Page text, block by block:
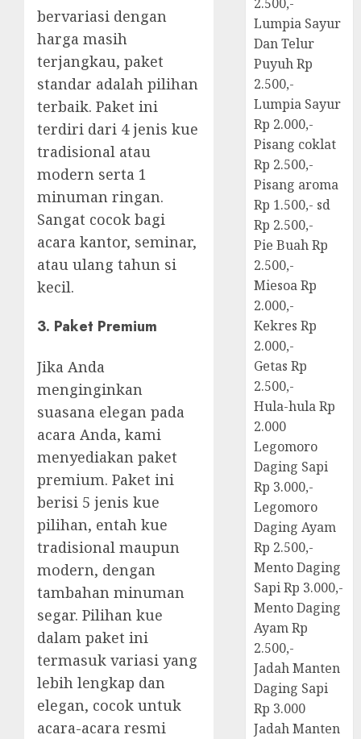
bervariasi dengan
harga masih
terjangkau, paket
standar adalah pilihan
terbaik. Paket ini
terdiri dari 4 jenis kue
tradisional atau
modern serta 1
minuman ringan.
Sangat cocok bagi
acara kantor, seminar,
atau ulang tahun si
kecil.
3. Paket Premium
Jika Anda
menginginkan
suasana elegan pada
acara Anda, kami
menyediakan paket
premium. Paket ini
berisi 5 jenis kue
pilihan, entah kue
tradisional maupun
modern, dengan
tambahan minuman
segar. Pilihan kue
dalam paket ini
termasuk variasi yang
lebih lengkap dan
elegan, cocok untuk
acara-acara resmi
Lumpia Sayur
Dan Telur
Puyuh Rp
2.500,-
Lumpia Sayur
Rp 2.000,-
Pisang coklat
Rp 2.500,-
Pisang aroma
Rp 1.500,- sd
Rp 2.500,-
Pie Buah Rp
2.500,-
Miesoa Rp
2.000,-
Kekres Rp
2.000,-
Getas Rp
2.500,-
Hula-hula Rp
2.000
Legomoro
Daging Sapi
Rp 3.000,-
Legomoro
Daging Ayam
Rp 2.500,-
Mento Daging
Sapi Rp 3.000,-
Mento Daging
Ayam Rp
2.500,-
Jadah Manten
Daging Sapi
Rp 3.000
Jadah Manten